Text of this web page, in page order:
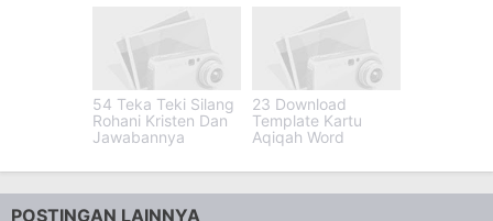
54 Teka Teki Silang
Rohani Kristen Dan
Jawabannya
23 Download
Template Kartu
Aqiqah Word
POSTINGAN LAINNYA